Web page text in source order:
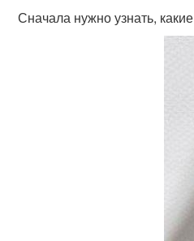
Сначала нужно узнать,